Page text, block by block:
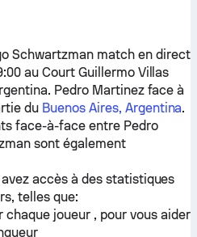
Schwartzmanmatch en direct
au Court Guillermo Villas
Pedro Martinezface à
du Buenos Aires, Argentina.
face-à-face entre Pedro
sont également
accès à des statistiques
telles que:
joueur , pour vous aider